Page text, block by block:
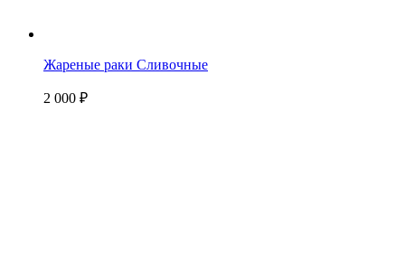
Жареные раки Сливочные
2 000 ₽